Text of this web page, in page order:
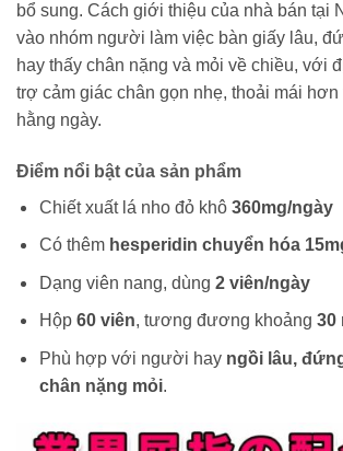
bổ sung. Cách giới thiệu của nhà bán tại
vào nhóm người làm việc bàn giấy lâu,
hay thấy chân nặng và mỏi về chiều, với
trợ cảm giác chân gọn nhẹ, thoải mái hơn
hằng ngày.
Điểm nổi bật của sản phẩm
Chiết xuất lá nho đỏ khô 360mg/ngày
Có thêm hesperidin chuyển hóa
Dạng viên nang, dùng 2 viên/ngày
Hộp 60 viên, tương đương khoảng 30
Phù hợp với người hay ngồi lâu,
chân nặng mỏi.